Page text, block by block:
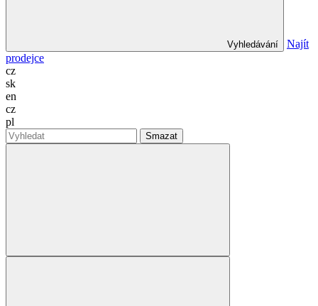
Vyhledávání
Najít
prodejce
cz
sk
en
cz
pl
Smazat